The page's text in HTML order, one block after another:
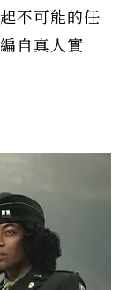
不可能的任
自真人實